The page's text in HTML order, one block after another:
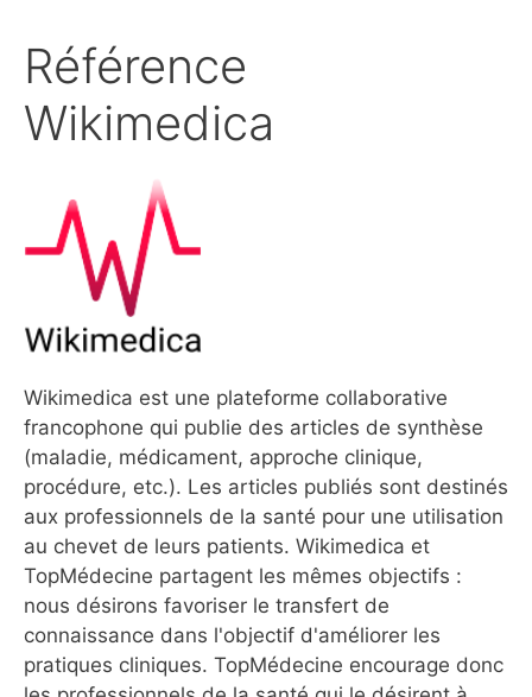
Référence
Wikimedica
Wikimedica est une plateforme collaborative
francophone qui publie des articles de synthèse
(maladie, médicament, approche clinique,
procédure, etc.). Les articles publiés sont destinés
aux professionnels de la santé pour une utilisation
au chevet de leurs patients. Wikimedica et
TopMédecine partagent les mêmes objectifs :
nous désirons favoriser le transfert de
connaissance dans l'objectif d'améliorer les
pratiques cliniques. TopMédecine encourage donc